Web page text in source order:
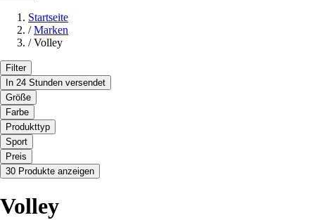
Startseite
/ Marken
/ Volley
Filter
In 24 Stunden versendet
Größe
Farbe
Produkttyp
Sport
Preis
30 Produkte anzeigen
Volley